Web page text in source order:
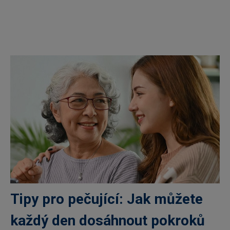
Tipy pro pečující: Jak můžete
každý den dosáhnout pokroků